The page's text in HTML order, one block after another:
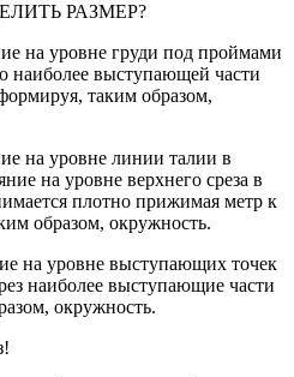
РАЗМЕР?
на уровне груди под проймами
наиболее выступающей части
таким образом,
на уровне линии талии в
на уровне верхнего среза в
плотно прижимая метр к
образом, окружность.
на уровне выступающих точек
наиболее выступающие части
окружность.